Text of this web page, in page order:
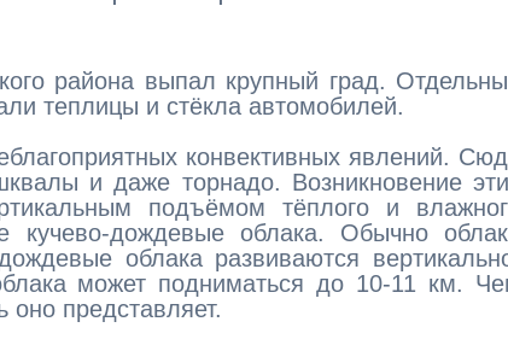
района выпал крупный град.
теплицы и стёкла автомобилей.
конвективных явлений.
и даже торнадо. Возникновение
подъёмом тёплого и
кучево-дождевые облака. Обычно
облака развиваются
может подниматься до 10-11 км.
представляет.